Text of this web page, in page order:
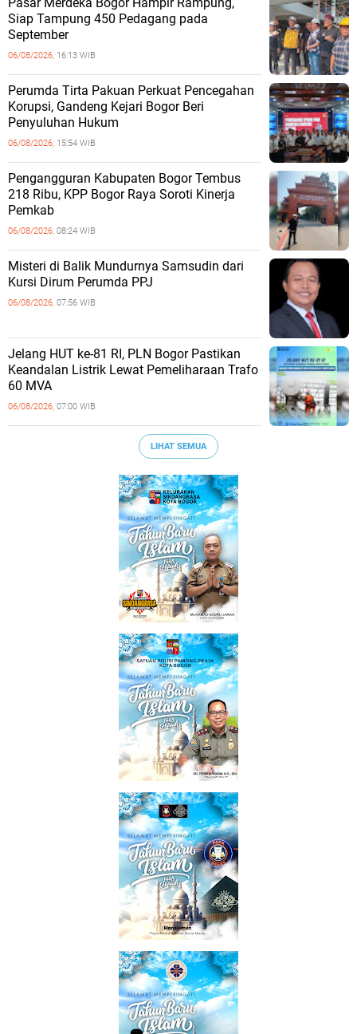
Siap Tampung 450 Pedagang pada
September
06/08/2026, 16:13 WIB
Perumda Tirta Pakuan Perkuat Pencegahan
Korupsi, Gandeng Kejari Bogor Beri
Penyuluhan Hukum
06/08/2026, 15:54 WIB
Pengangguran Kabupaten Bogor Tembus
218 Ribu, KPP Bogor Raya Soroti Kinerja
Pemkab
06/08/2026, 08:24 WIB
Misteri di Balik Mundurnya Samsudin dari
Kursi Dirum Perumda PPJ
06/08/2026, 07:56 WIB
Jelang HUT ke-81 RI, PLN Bogor Pastikan
Keandalan Listrik Lewat Pemeliharaan Trafo
60 MVA
06/08/2026, 07:00 WIB
LIHAT SEMUA